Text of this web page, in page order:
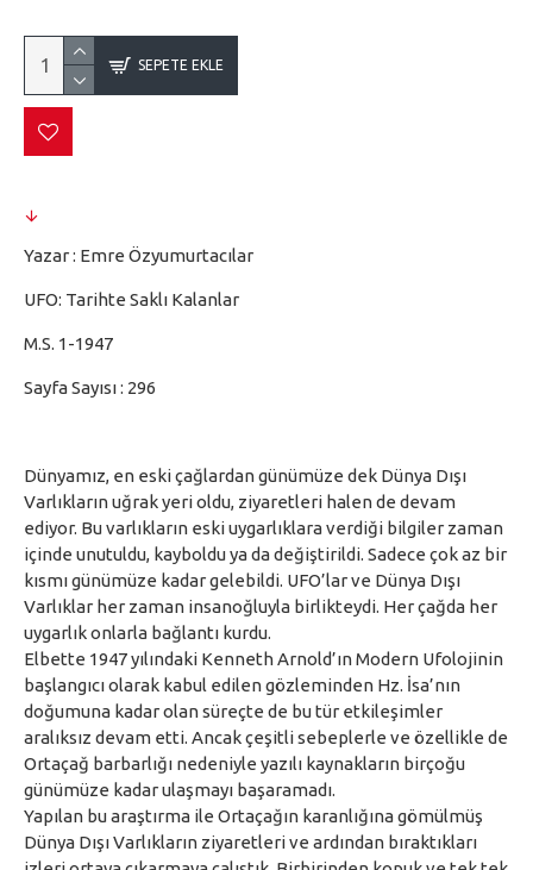
SEPETE EKLE
Yazar : Emre Özyumurtacılar
UFO: Tarihte Saklı Kalanlar
M.S. 1-1947
Sayfa Sayısı : 296
Dünyamız, en eski çağlardan günümüze dek Dünya Dışı
Varlıkların uğrak yeri oldu, ziyaretleri halen de devam
ediyor. Bu varlıkların eski uygarlıklara verdiği bilgiler zaman
içinde unutuldu, kayboldu ya da değiştirildi. Sadece çok az bir
kısmı günümüze kadar gelebildi. UFO’lar ve Dünya Dışı
Varlıklar her zaman insanoğluyla birlikteydi. Her çağda her
uygarlık onlarla bağlantı kurdu.
Elbette 1947 yılındaki Kenneth Arnold’ın Modern Ufolojinin
başlangıcı olarak kabul edilen gözleminden Hz. İsa’nın
doğumuna kadar olan süreçte de bu tür etkileşimler
aralıksız devam etti. Ancak çeşitli sebeplerle ve özellikle de
Ortaçağ barbarlığı nedeniyle yazılı kaynakların birçoğu
günümüze kadar ulaşmayı başaramadı.
Yapılan bu araştırma ile Ortaçağın karanlığına gömülmüş
Dünya Dışı Varlıkların ziyaretleri ve ardından bıraktıkları